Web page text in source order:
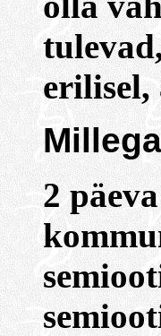
erilisel,
2